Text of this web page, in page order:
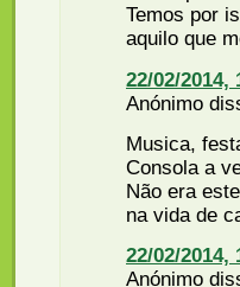
Temos por
aquilo que
22/02/2014,
Anónimo
Musica,
Consola a
Não era
na vida de
22/02/2014,
Anónimo